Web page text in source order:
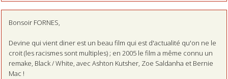
Bonsoir FORNES,
Devine qui vient diner est un beau film qui est d'actualité qu'on ne le
croit (les racismes sont multiples) ; en 2005 le film a même connu un
remake, Black / White, avec Ashton Kutsher, Zoe Saldanha et Bernie
Mac !